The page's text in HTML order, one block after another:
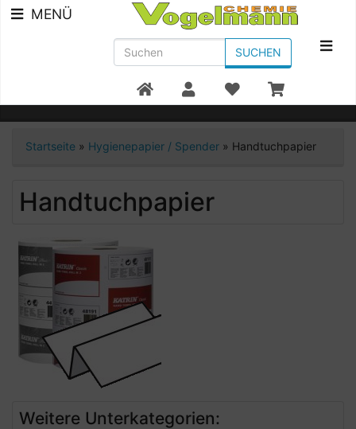
Beratung +49 7951/91300
MENÜ
SUCHEN
Startseite » Hygienepapier / Spender » Handtuchpapier
Handtuchpapier
Weitere Unterkategorien: